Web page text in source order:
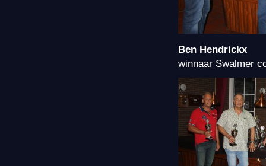
Ben Hendrickx
winnaar Swalmer